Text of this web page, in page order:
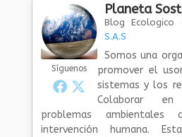
Síguenos
Planeta
Blog Ecologico
S.A.S
Somos una
promover el
sistemas y los
Colaborar
problemas
intervención humana.